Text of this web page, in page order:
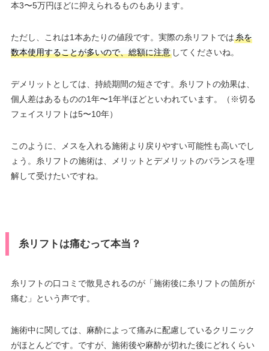
本3〜5万円ほどに抑えられるものもあります。
ただし、これは1本あたりの値段です。実際の糸リフトでは糸を
数本使用することが多いので、総額に注意してくださいね。
デメリットとしては、持続期間の短さです。糸リフトの効果は、
個人差はあるものの1年〜1年半ほどといわれています。（※切る
フェイスリフトは5〜10年）
このように、メスを入れる施術より戻りやすい可能性も高いでし
ょう。糸リフトの施術は、メリットとデメリットのバランスを理
解して受けたいですね。
糸リフトは痛むって本当？
糸リフトの口コミで散見されるのが「施術後に糸リフトの箇所が
痛む」という声です。
施術中に関しては、麻酔によって痛みに配慮しているクリニック
がほとんどです。ですが、施術後や麻酔が切れた後にどれくらい